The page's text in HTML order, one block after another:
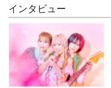
インタビュー